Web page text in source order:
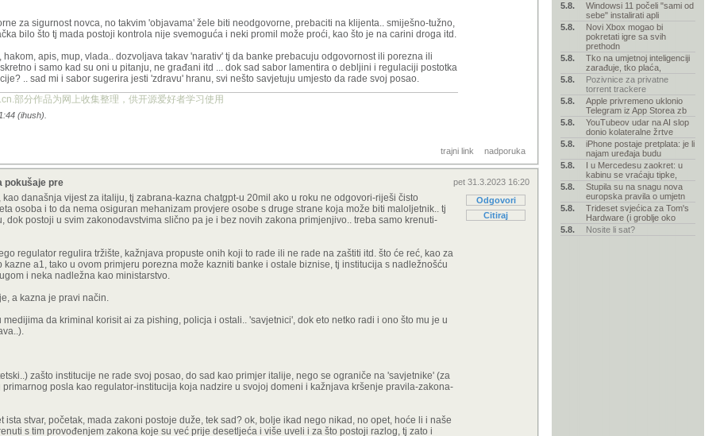
za sigurnost novca, no takvim 'objavama' žele biti neodgovorne, prebaciti na klijenta.. smiješno-tužno,
bilo što tj mada postoji kontrola nije svemoguća i neki promil može proći, kao što je na carini droga itd.
apis, mup, vlada.. dozvoljava takav 'narativ' tj da banke prebacuju odgovornost ili porezna ili
i samo kad su oni u pitanju, ne građani itd ... dok sad sabor lamentira o debljini i regulaciji postotka
.. sad mi i sabor sugerira jesti 'zdravu' hranu, svi nešto savjetuju umjesto da rade svoj posao.
部分作品为网上收集整理，供开源爱好者学习使用
(ihush).
trajni link nadporuka
pet 31.3.2023 16:20
Odgovori
Citiraj
pokušaje pre
današnja vijest za italiju, tj zabrana-kazna chatgpt-u 20mil ako u roku ne odgovori-riješi čisto
osoba i to da nema osiguran mehanizam provjere osobe s druge strane koja može biti maloljetnik.. tj
dok postoji u svim zakonodavstvima slično pa je i bez novih zakona primjenjivo.. treba samo krenuti-
regulator regulira tržište, kažnjava propuste onih koji to rade ili ne rade na zaštiti itd. što će reć, kao za
a1, tako u ovom primjeru porezna može kazniti banke i ostale biznise, tj institucija s nadležnošću
i neka nadležna kao ministarstvo.
a kazna je pravi način.
da kriminal korisit ai za pishing, policja i ostali.. 'savjetnici', dok eto netko radi i ono što mu je u
zašto institucije ne rade svoj posao, do sad kao primjer italije, nego se ograniče na 'savjetnike' (za
posla kao regulator-institucija koja nadzire u svojoj domeni i kažnjava kršenje pravila-zakona-
ista stvar, početak, mada zakoni postoje duže, tek sad? ok, bolje ikad nego nikad, no opet, hoće li i naše
s tim provođenjem zakona koje su već prije desetljeća i više uveli i za što postoji razlog, tj zato i
5.8.
Windowsi 11 počeli "sami od
sebe" instalirati apli
5.8.
Novi Xbox mogao bi
pokretati igre sa svih
prethodn
5.8.
Tko na umjetnoj inteligenciji
zarađuje, tko plaća,
5.8.
Pozivnice za privatne
torrent trackere
5.8.
Apple privremeno uklonio
Telegram iz App Storea zb
5.8.
YouTubeov udar na AI slop
donio kolateralne žrtve
5.8.
iPhone postaje pretplata: je li
najam uređaja budu
5.8.
I u Mercedesu zaokret: u
kabinu se vraćaju tipke,
5.8.
Stupila su na snagu nova
europska pravila o umjetn
5.8.
Trideset svjećica za Tom's
Hardware (i groblje oko
5.8.
Nosite li sat?